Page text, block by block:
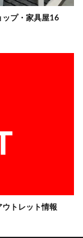
ップ・家具屋16
ウトレット情報